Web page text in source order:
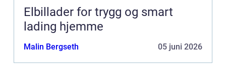
Elbillader for trygg og smart
lading hjemme
Malin Bergseth 05 juni 2026